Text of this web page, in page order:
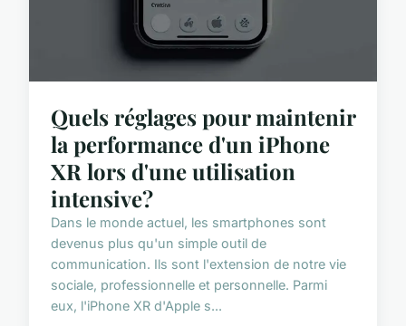
Quels réglages pour maintenir
la performance d'un iPhone
XR lors d'une utilisation
intensive?
Dans le monde actuel, les smartphones sont
devenus plus qu'un simple outil de
communication. Ils sont l'extension de notre vie
sociale, professionnelle et personnelle. Parmi
eux, l'iPhone XR d'Apple s...